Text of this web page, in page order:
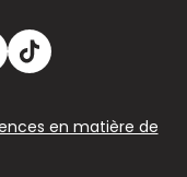
en matière de